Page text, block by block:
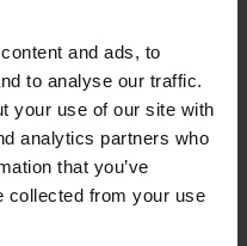
and ads, to
to analyse our traffic.
your use of our site with
analytics partners who
that you’ve
collected from your use